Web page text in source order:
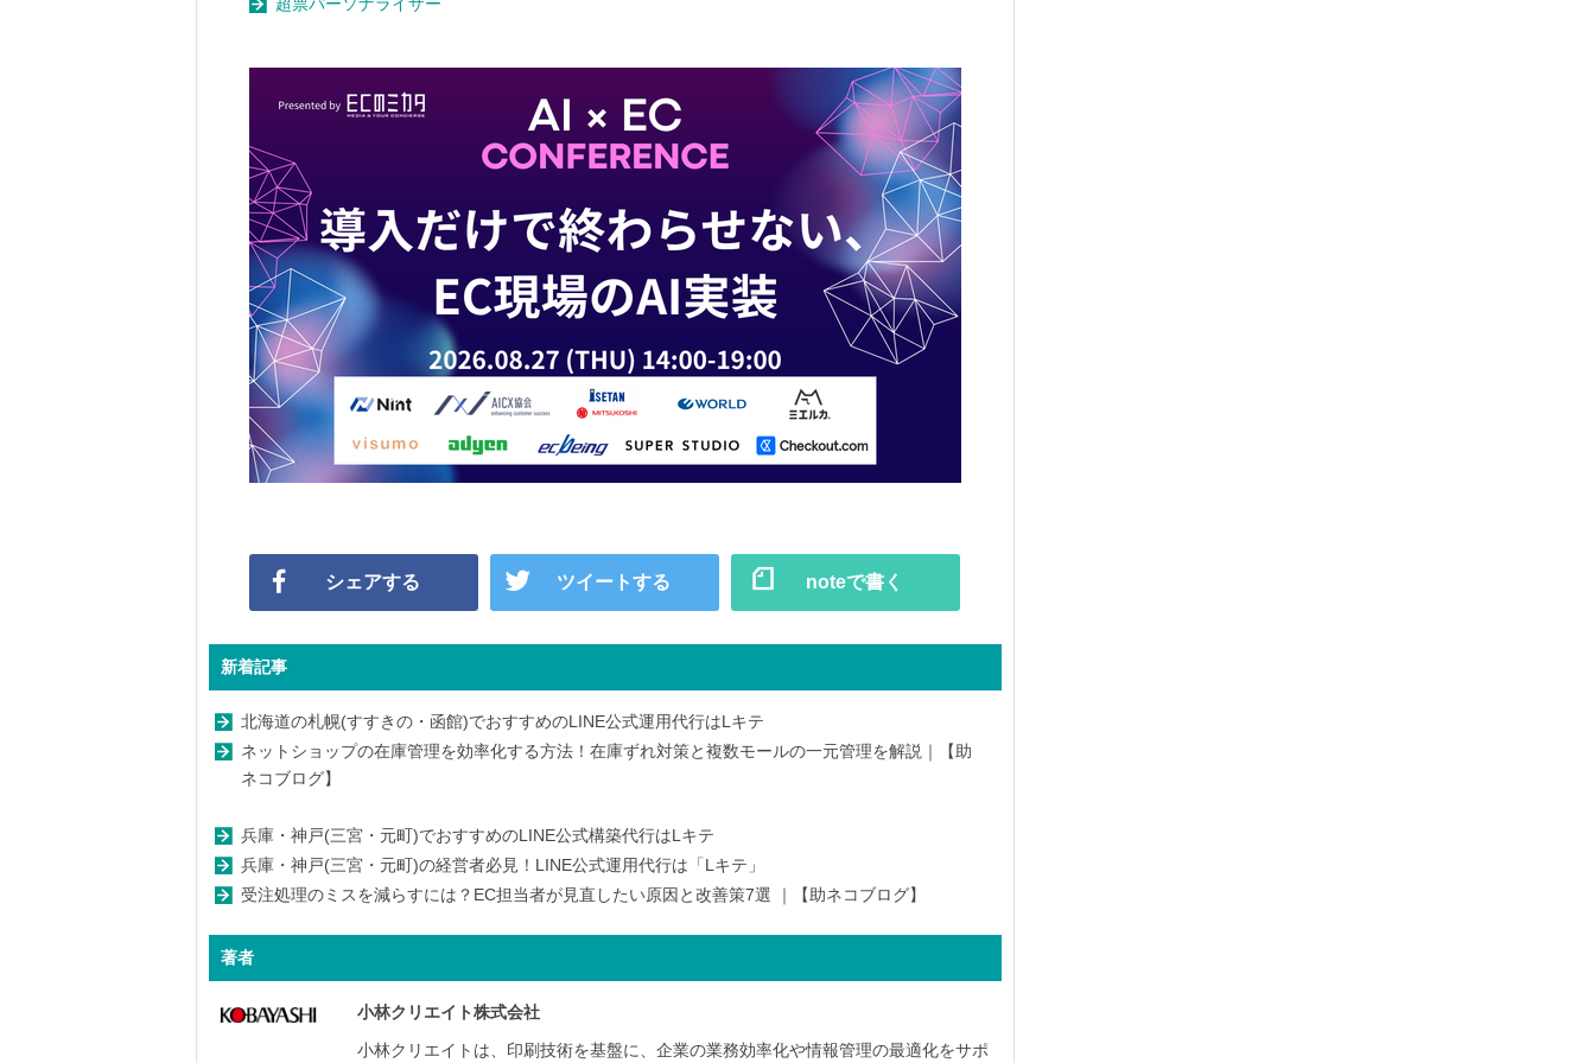
シェアする ツイートする noteで書く
新着記事
北海道の札幌(すすきの・函館)でおすすめのLINE公式運用代行はLキテ
ネットショップの在庫管理を効率化する方法！在庫ずれ対策と複数モールの一元管理を解説｜【助
ネコブログ】
兵庫・神戸(三宮・元町)でおすすめのLINE公式構築代行はLキテ
兵庫・神戸(三宮・元町)の経営者必見！LINE公式運用代行は「Lキテ」
受注処理のミスを減らすには？EC担当者が見直したい原因と改善策7選 ｜【助ネコブログ】
著者
小林クリエイト株式会社
小林クリエイトは、印刷技術を基盤に、企業の業務効率化や情報管理の最適化をサポ